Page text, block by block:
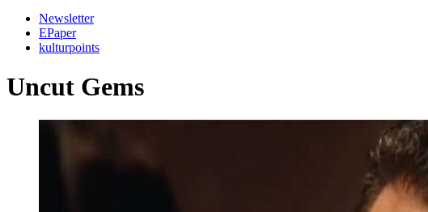
Newsletter
EPaper
kulturpoints
Uncut Gems